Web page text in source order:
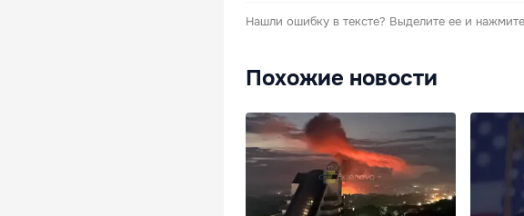
Нашли ошибку в тексте? Выделите ее и нажмите
Похожие новости